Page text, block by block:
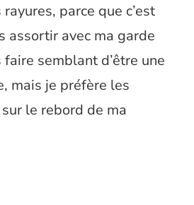
parce que c’est
assortir avec ma garde
faire semblant d’être une
mais je préfère les
le rebord de ma